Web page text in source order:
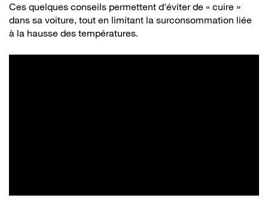
Ces quelques conseils permettent d'éviter de « cuire »
dans sa voiture, tout en limitant la surconsommation liée
à la hausse des températures.